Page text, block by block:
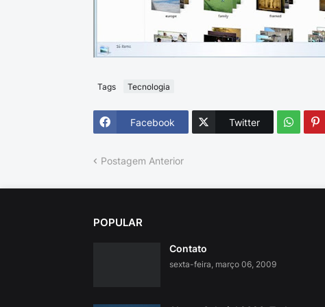
Tags Tecnologia
Facebook Twitter
Postagem Anterior
POPULAR
Contato
sexta-feira, março 06, 2009